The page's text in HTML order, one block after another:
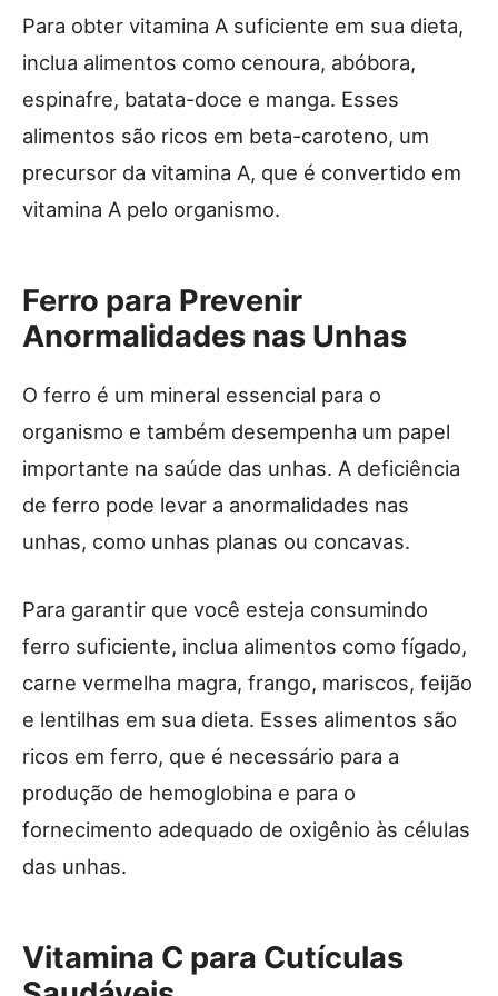
Para obter vitamina A suficiente em sua dieta,
inclua alimentos como cenoura, abóbora,
espinafre, batata-doce e manga. Esses
alimentos são ricos em beta-caroteno, um
precursor da vitamina A, que é convertido em
vitamina A pelo organismo.
Ferro para Prevenir
Anormalidades nas Unhas
O ferro é um mineral essencial para o
organismo e também desempenha um papel
importante na saúde das unhas. A deficiência
de ferro pode levar a anormalidades nas
unhas, como unhas planas ou concavas.
Para garantir que você esteja consumindo
ferro suficiente, inclua alimentos como fígado,
carne vermelha magra, frango, mariscos, feijão
e lentilhas em sua dieta. Esses alimentos são
ricos em ferro, que é necessário para a
produção de hemoglobina e para o
fornecimento adequado de oxigênio às células
das unhas.
Vitamina C para Cutículas